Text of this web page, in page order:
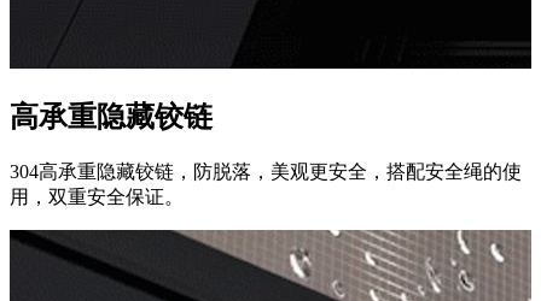
高承重隐藏铰链
304高承重隐藏铰链，防脱落，美观更安全，搭配安全绳的使
用，双重安全保证。